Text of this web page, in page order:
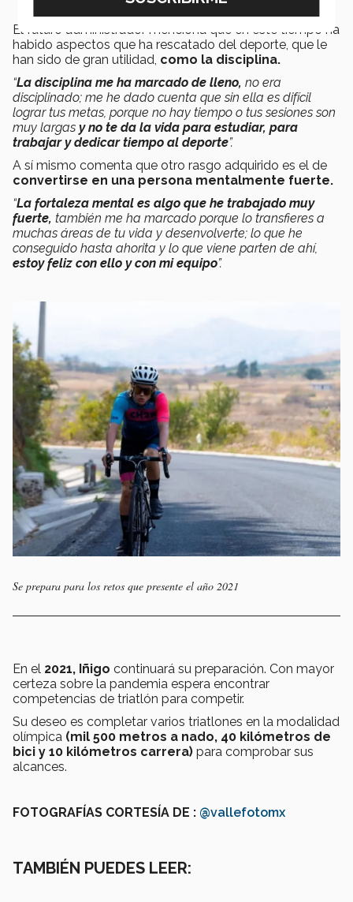
El futuro administrador menciona que en este tiempo ha
habido aspectos que ha rescatado del deporte, que le
han sido de gran utilidad, como la disciplina.
“La disciplina me ha marcado de lleno, no era
disciplinado; me he dado cuenta que sin ella es difícil
lograr tus metas, porque no hay tiempo o tus sesiones son
muy largas y no te da la vida para estudiar, para
trabajar y dedicar tiempo al deporte”.
A sí mismo comenta que otro rasgo adquirido es el de
convertirse en una persona mentalmente fuerte.
“La fortaleza mental es algo que he trabajado muy
fuerte, también me ha marcado porque lo transfieres a
muchas áreas de tu vida y desenvolverte; lo que he
conseguido hasta ahorita y lo que viene parten de ahí,
estoy feliz con ello y con mi equipo”.
Se prepara para los retos que presente el año 2021
En el 2021, Iñigo continuará su preparación. Con mayor
certeza sobre la pandemia espera encontrar
competencias de triatlón para competir.
Su deseo es completar varios triatlones en la modalidad
olímpica (mil 500 metros a nado, 40 kilómetros de
bici y 10 kilómetros carrera) para comprobar sus
alcances.
FOTOGRAFÍAS CORTESÍA DE : @vallefotomx
TAMBIÉN PUEDES LEER: